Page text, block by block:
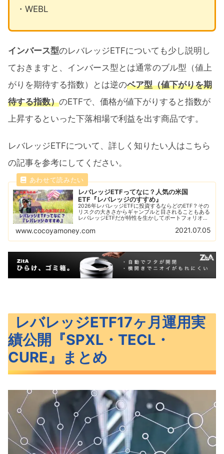
・WEBL
インバース型のレバレッジETFについても少し説明し
ておきますと、インバース型とは通常のブル型（値上
がりを期待する指数）とは逆のベア型（値下がりを期
待する指数）のETFで、価格が値下がりすると指数が
上昇するといった下落相場で利益を出す商品です。
レバレッジETFについて、詳しく知りたい人はこちら
の記事を参考にしてください。
レバレッジETFってなに？人気の米国
ETF『レバレッジのすすめ』
2026年レバレッジETFに投資するならどのETF？その
リスクの大きさからギャンブルと目されることもある
レバレッジETFだが特性を生かしてポートフォリオに
的なレバレッジETFの紹介と比較を解説！
www.cocoyamoney.com 2021.07.05
レバレッジETF17ヶ月運用実
績公開『SPXL・TECL・
CURE』まとめ